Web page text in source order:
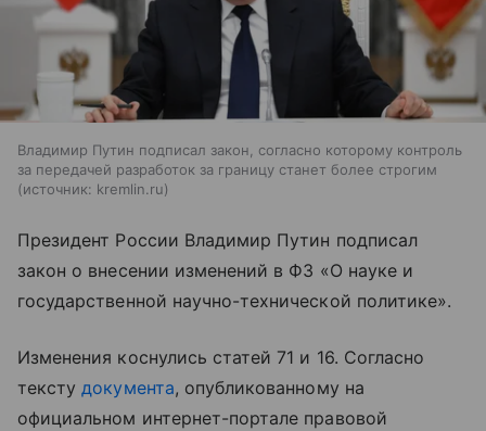
Владимир Путин подписал закон, согласно которому контроль
за передачей разработок за границу станет более строгим
источник: kremlin.ru
Президент России Владимир Путин подписал
закон о внесении изменений в ФЗ «О науке и
государственной научно-технической политике».
Изменения коснулись статей 71 и 16. Согласно
текстудокумента, опубликованному на
официальном интернет-портале правовой